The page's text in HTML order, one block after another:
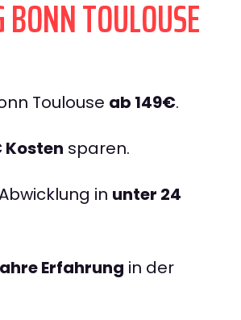
TOULOUSE
Toulouse ab 149€.
Kosten sparen.
in unter 24
Erfahrung in der